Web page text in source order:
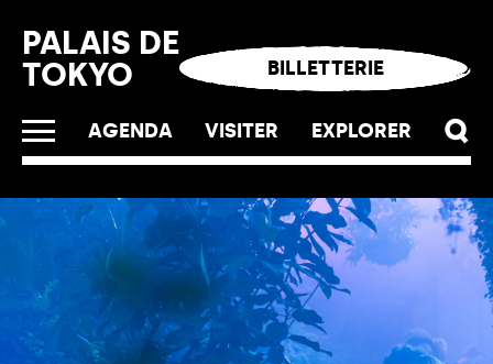
AGENDA VISITER EXPLORER
PALAIS DE
TOKYO
BILLETTERIE